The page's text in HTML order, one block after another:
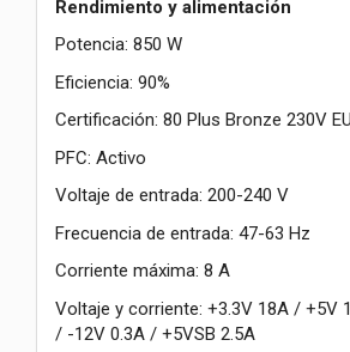
Rendimiento y alimentación
Potencia: 850 W
Eficiencia: 90%
Certificación: 80 Plus Bronze 230V EU
PFC: Activo
Voltaje de entrada: 200-240 V
Frecuencia de entrada: 47-63 Hz
Corriente máxima: 8 A
Voltaje y corriente: +3.3V 18A / +5V
/ -12V 0.3A / +5VSB 2.5A